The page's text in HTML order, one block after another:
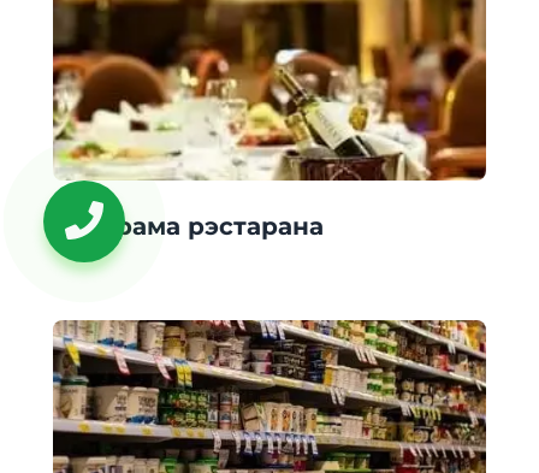
Праграма рэстарана